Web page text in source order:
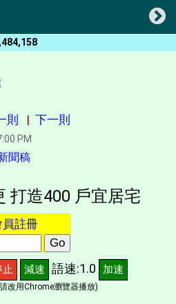
則 | 下一則
PM
聞稿
打造400 戶宜居宅
員註冊
止 減速 語速:1.0 加速
改用Chrome瀏覽器播放)